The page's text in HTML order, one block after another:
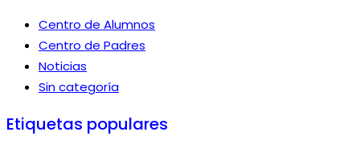
Centro de Alumnos
Centro de Padres
Noticias
Sin categoría
Etiquetas populares